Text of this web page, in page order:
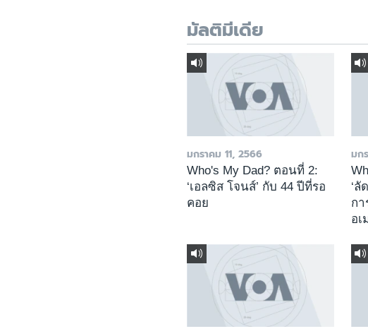
มัลติมีเดีย
มกราคม 11, 2566
Who's My Dad? ตอนที่ 2:
‘เอลซิส โจนส์’ กับ 44 ปีที่รอ
คอย
มก
‘ลั
กา
อ